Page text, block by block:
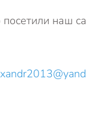
посетили наш